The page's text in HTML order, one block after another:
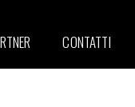
CONTATTI